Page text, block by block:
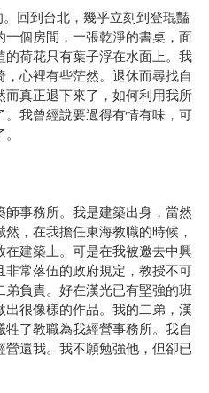
到台北，幾乎立刻到登琨豔
個房間，一張乾淨的書桌，面
荷花只有葉子浮在水面上。我
心裡有些茫然。退休而尋找自
真正退下來了，如何利用我所
我曾經說要過得有情有味，可
事務所。我是建築出身，當然
，在我擔任東海教職的時候，
建築上。可是在我被邀去中興
常落伍的政府規定，教授不可
負責。好在漢光已有堅強的班
很像樣的作品。我的二弟，漢
了教職為我經營事務所。我自
還我。我不願勉強他，但卻已